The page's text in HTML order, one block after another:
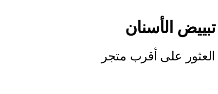
تبييض الأسنان
العثور على أقرب متجر